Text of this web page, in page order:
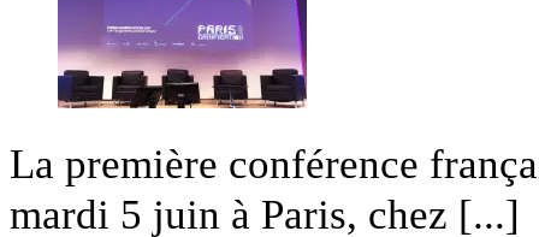
La première conférence
mardi 5 juin à Paris, chez [...]